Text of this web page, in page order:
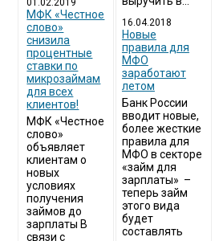
01.02.2019
МФК «Честное
слово»
снизила
процентные
ставки по
микрозаймам
для всех
клиентов!
МФК «Честное
слово»
объявляет
клиентам о
новых
условиях
получения
займов до
зарплаты В
связи с
16.04.2018
Новые
правила для
МФО
заработают
летом
Банк России
вводит новые,
более жесткие
правила для
МФО в секторе
«займ для
зарплаты» –
теперь займ
этого вида
будет
составлять